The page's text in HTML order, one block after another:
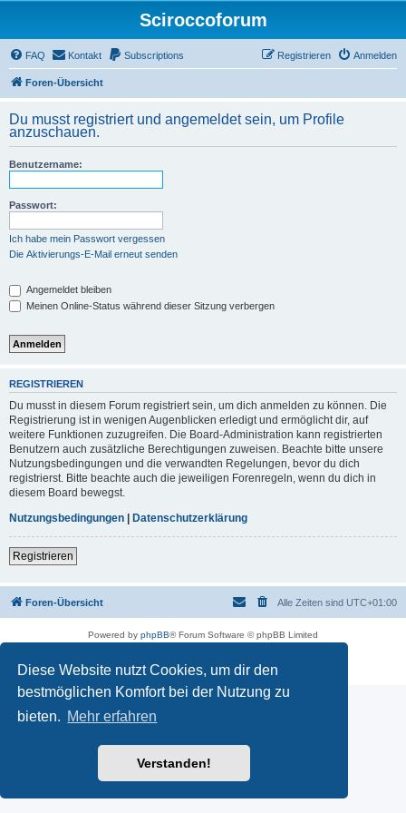
Diese Website nutzt Cookies, um dir den
bestmöglichen Komfort bei der Nutzung zu
bieten. Mehr erfahren
Verstanden!
Sciroccoforum
FAQ Kontakt Subscriptions Anmelden
Registrieren
Foren-Übersicht
Du musst registriert und angemeldet sein, um Profile
anzuschauen.
Benutzername:
Passwort:
Ich habe mein Passwort vergessen
Die Aktivierungs-E-Mail erneut senden
Angemeldet bleiben
Meinen Online-Status während dieser Sitzung verbergen
REGISTRIEREN
Du musst in diesem Forum registriert sein, um dich anmelden zu können. Die
Registrierung ist in wenigen Augenblicken erledigt und ermöglicht dir, auf
weitere Funktionen zuzugreifen. Die Board-Administration kann registrierten
Benutzern auch zusätzliche Berechtigungen zuweisen. Beachte bitte unsere
Nutzungsbedingungen und die verwandten Regelungen, bevor du dich
registrierst. Bitte beachte auch die jeweiligen Forenregeln, wenn du dich in
diesem Board bewegst.
Nutzungsbedingungen | Datenschutzerklärung
Registrieren
Foren-Übersicht Alle Zeiten sind UTC+01:00
Powered by phpBB® Forum Software © phpBB Limited
Datenschutz|Nutzungsbedingungen